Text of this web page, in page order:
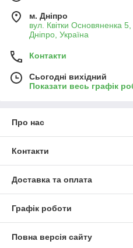
м. Дніпро
вул. Квітки Основяненка
Дніпро, Україна
Контакти
Сьогодні вихідний
Показати весь графік
Про нас
Контакти
Доставка та оплата
Графік роботи
Повна версія сайту